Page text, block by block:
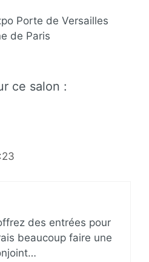
Porte de Versailles
de Paris
ce salon :
des entrées pour
beaucoup faire une